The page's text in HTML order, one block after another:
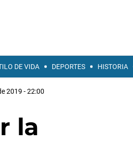
DE VIDA DEPORTES HISTORIA
2019 - 22:00
la